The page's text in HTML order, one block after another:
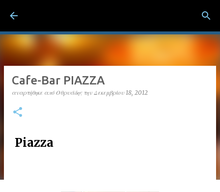
Cafe-Bar PIAZZA
αναρτήθηκε από Οθρυάδης την Δεκεμβρίου 18, 2012
Piazza